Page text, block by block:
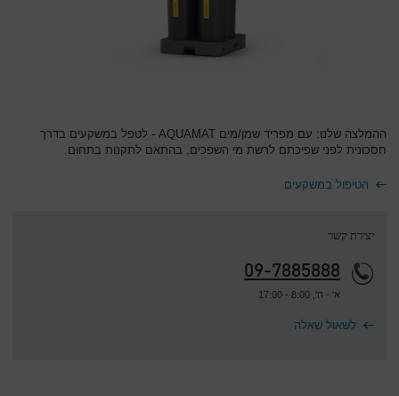
ההמלצה שלנו: עם מפריד שמן/מים AQUAMAT - לטפל במשקעים בדרך
חסכונית לפני שפיכתם לרשת מי השפכים, בהתאם לתקנות בתחום.
הטיפול במשקעים
יצירת קשר
09-7885888
א' - ה', 8:00 - 17:00
לשאול שאלה